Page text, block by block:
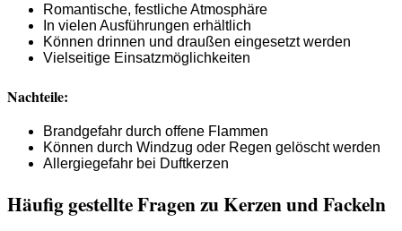
Romantische, festliche Atmosphäre
In vielen Ausführungen erhältlich
Können drinnen und draußen eingesetzt werden
Vielseitige Einsatzmöglichkeiten
Nachteile:
Brandgefahr durch offene Flammen
Können durch Windzug oder Regen gelöscht werden
Allergiegefahr bei Duftkerzen
Häufig gestellte Fragen zu Kerzen und Fackeln